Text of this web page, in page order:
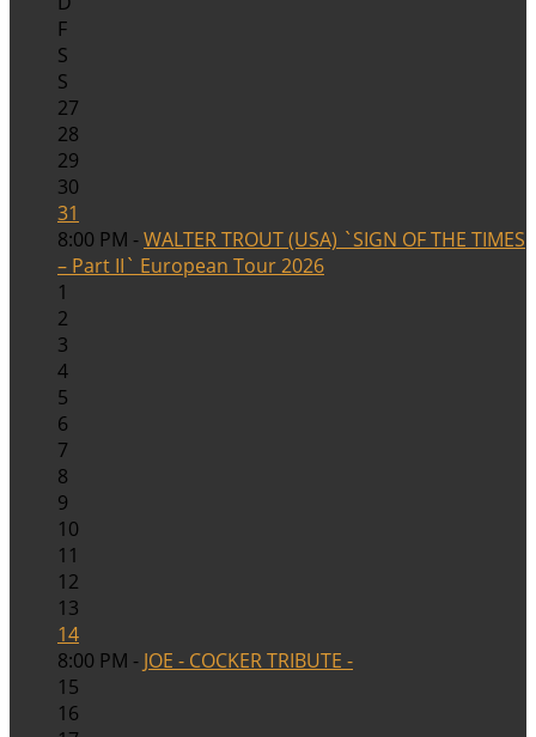
F
S
S
27
28
29
30
31
8:00 PM -WALTER TROUT (USA) `SIGN OF THE TIMES
– Part II` European Tour 2026
1
2
3
4
5
6
7
8
9
10
11
12
13
14
8:00 PM - JOE - COCKER TRIBUTE -
15
16